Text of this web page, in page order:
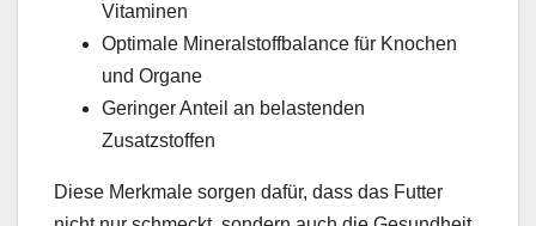
Vitaminen
Optimale Mineralstoffbalance für Knochen
und Organe
Geringer Anteil an belastenden
Zusatzstoffen
Diese Merkmale sorgen dafür, dass das Futter